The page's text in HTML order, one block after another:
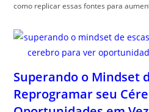
como replicar essas fontes para
Superando o Mindset
Reprogramar seu